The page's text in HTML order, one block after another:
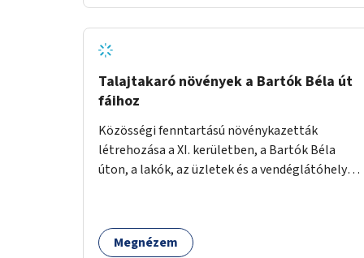
Talajtakaró növények a Bartók Béla út
fáihoz
Közösségi fenntartású növénykazetták
létrehozása a XI. kerületben, a Bartók Béla
úton, a lakók, az üzletek és a vendéglátóhelyek
Megnézem